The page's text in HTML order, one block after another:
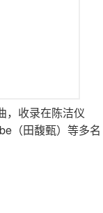
，收录在陈洁仪
（田馥甄）等多名